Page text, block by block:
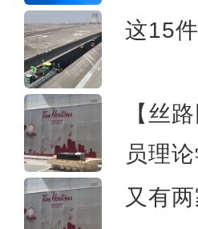
这15
【丝
员理
又有